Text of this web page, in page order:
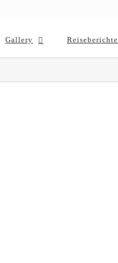
Gallery Reiseberichte